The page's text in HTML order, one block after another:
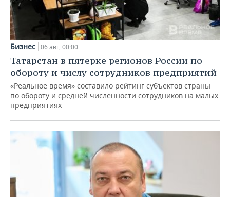
Бизнес 06 авг, 00:00
Татарстан в пятерке регионов России по
обороту и числу сотрудников предприятий
«Реальное время» составило рейтинг субъектов страны
по обороту и средней численности сотрудников на малых
предприятиях